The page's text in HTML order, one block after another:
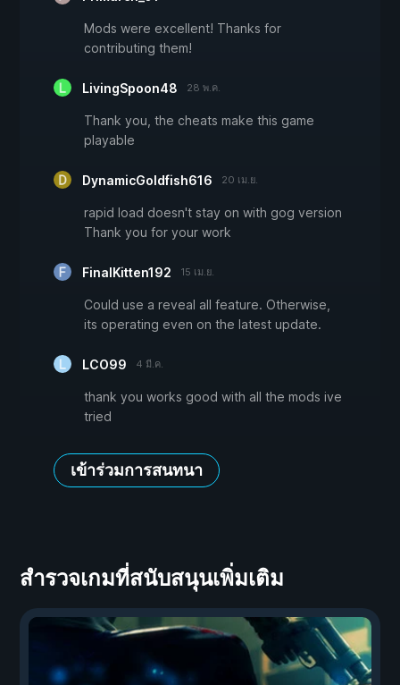
Mods were excellent! Thanks for
contributing them!
LivingSpoon48 28 พ.ค.
Thank you, the cheats make this game
playable
DynamicGoldfish616 20 เม.ย.
rapid load doesn't stay on with gog version
Thank you for your work
FinalKitten192 15 เม.ย.
Could use a reveal all feature. Otherwise,
its operating even on the latest update.
LCO99 4 มี.ค.
thank you works good with all the mods ive
tried
เข้าร่วมการสนทนา
สำรวจเกมที่สนับสนุนเพิ่มเติม